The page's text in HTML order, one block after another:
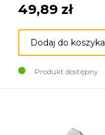
49,89 zł
Dodaj do koszyka
Produkt dostępny